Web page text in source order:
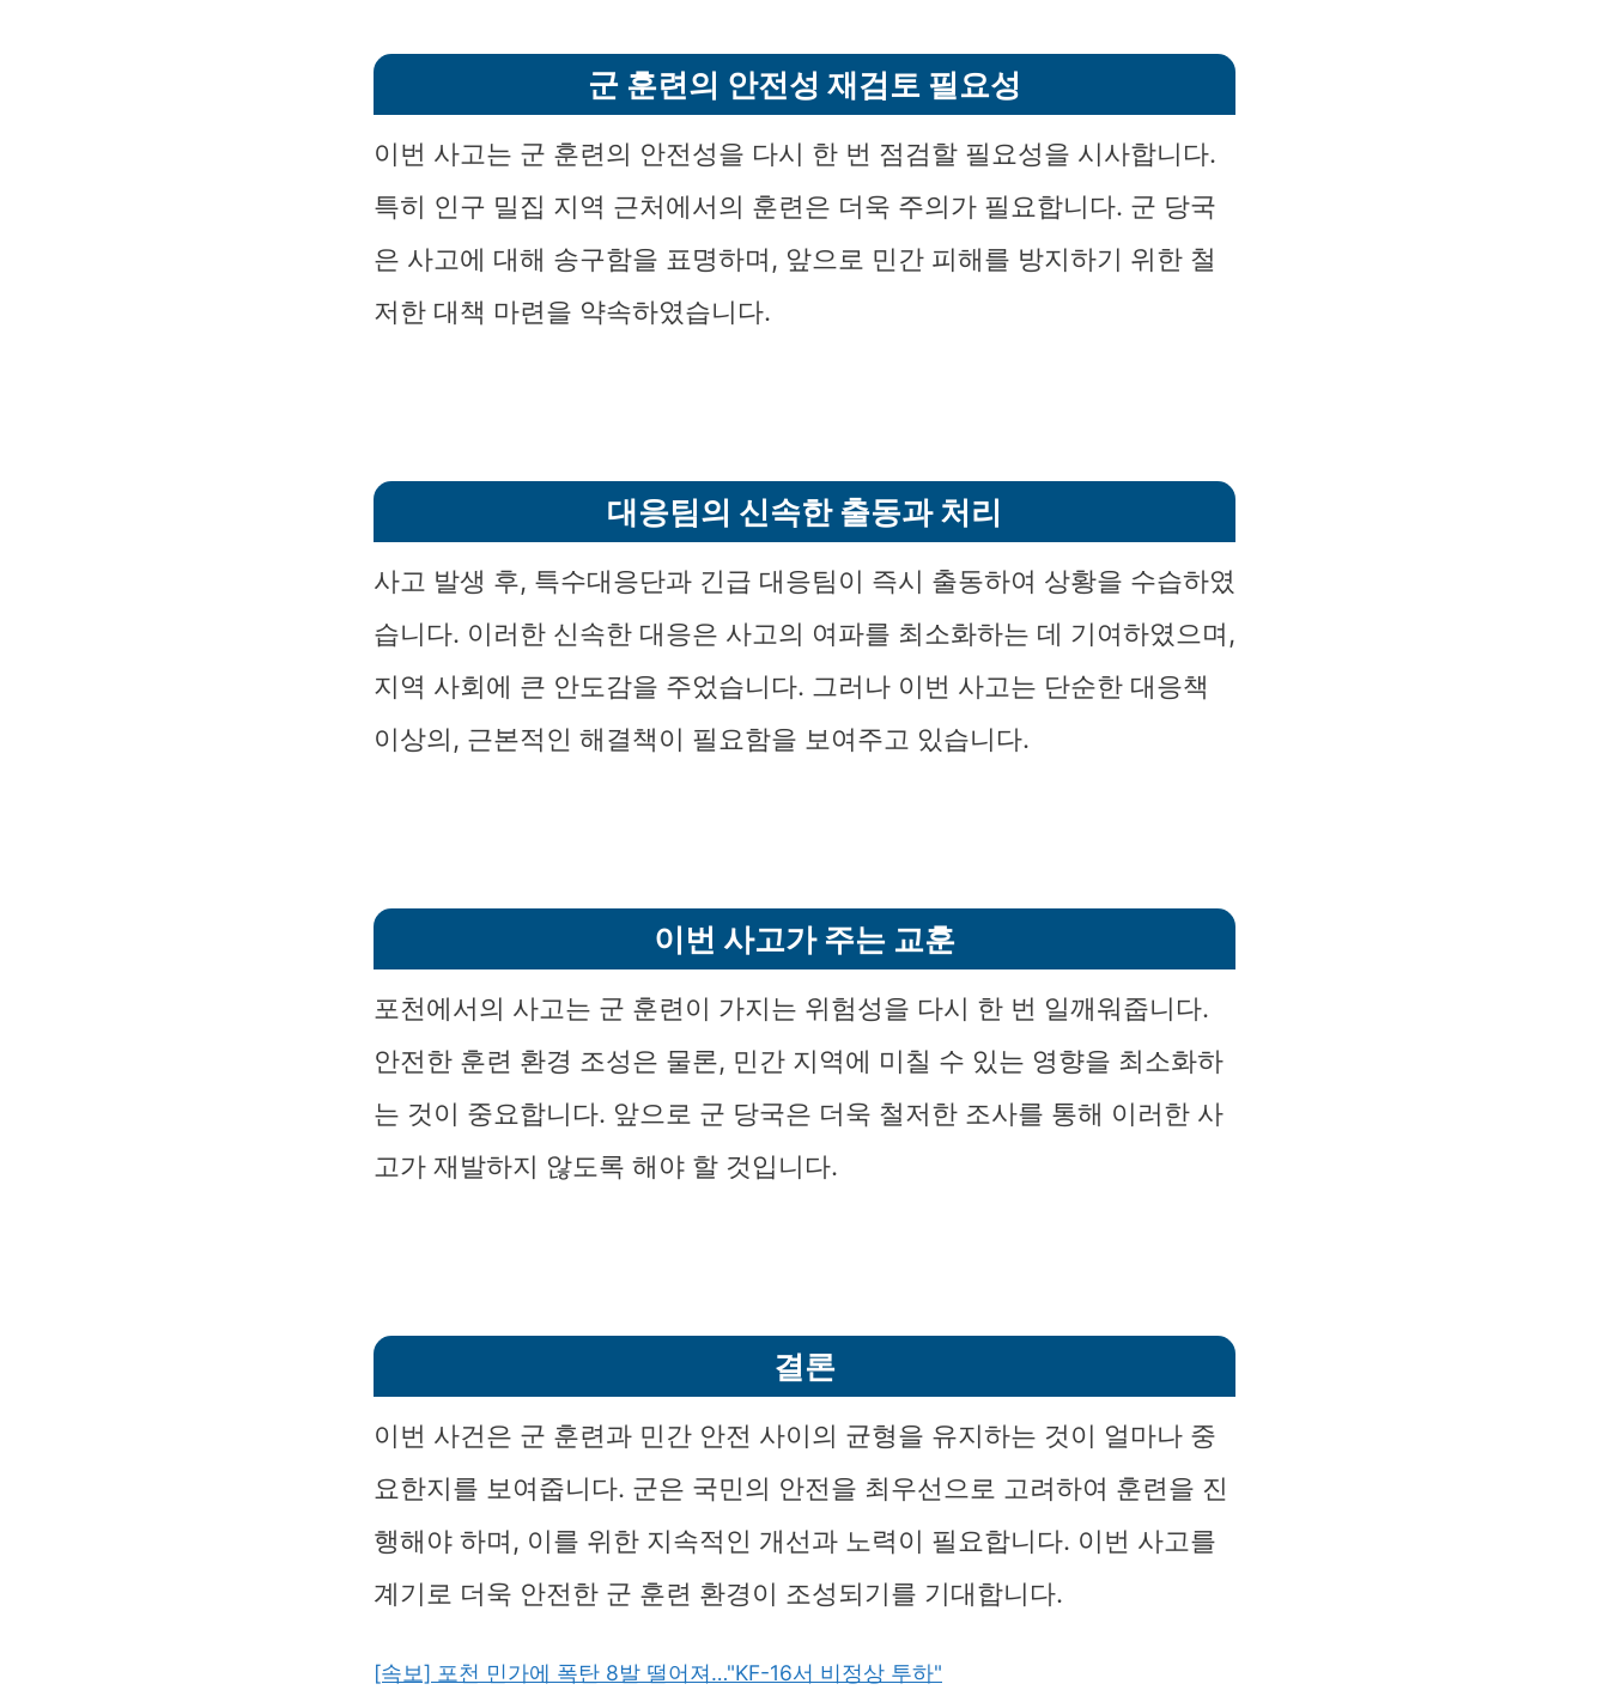
군 훈련의 안전성 재검토 필요성
이번 사고는 군 훈련의 안전성을 다시 한 번 점검할 필요성을 시사합니다.
특히 인구 밀집 지역 근처에서의 훈련은 더욱 주의가 필요합니다. 군 당국
은 사고에 대해 송구함을 표명하며, 앞으로 민간 피해를 방지하기 위한 철
저한 대책 마련을 약속하였습니다.
대응팀의 신속한 출동과 처리
사고 발생 후, 특수대응단과 긴급 대응팀이 즉시 출동하여 상황을 수습하였
습니다. 이러한 신속한 대응은 사고의 여파를 최소화하는 데 기여하였으며,
지역 사회에 큰 안도감을 주었습니다. 그러나 이번 사고는 단순한 대응책
이상의, 근본적인 해결책이 필요함을 보여주고 있습니다.
이번 사고가 주는 교훈
포천에서의 사고는 군 훈련이 가지는 위험성을 다시 한 번 일깨워줍니다.
안전한 훈련 환경 조성은 물론, 민간 지역에 미칠 수 있는 영향을 최소화하
는 것이 중요합니다. 앞으로 군 당국은 더욱 철저한 조사를 통해 이러한 사
고가 재발하지 않도록 해야 할 것입니다.
결론
이번 사건은 군 훈련과 민간 안전 사이의 균형을 유지하는 것이 얼마나 중
요한지를 보여줍니다. 군은 국민의 안전을 최우선으로 고려하여 훈련을 진
행해야 하며, 이를 위한 지속적인 개선과 노력이 필요합니다. 이번 사고를
계기로 더욱 안전한 군 훈련 환경이 조성되기를 기대합니다.
[속보] 포천 민가에 폭탄 8발 떨어져…"KF-16서 비정상 투하"